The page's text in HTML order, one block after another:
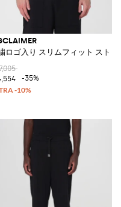
トンTシャツ
ロゴ入り スリムフィット スト
-35%